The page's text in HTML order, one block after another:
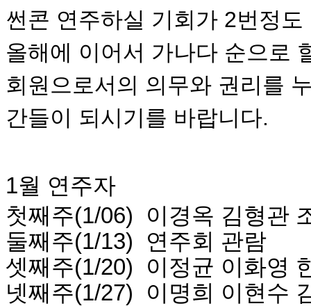
썬콘 연주하실 기회가 2번정
올해에 이어서 가나다 순으로
회원으로서의 의무와 권리를
간들이 되시기를 바랍니다.
1월 연주자
첫째주(1/06) 이경옥 김형관
둘째주(1/13) 연주회 관람
셋째주(1/20) 이정균 이화영
넷째주(1/27) 이명희 이현수